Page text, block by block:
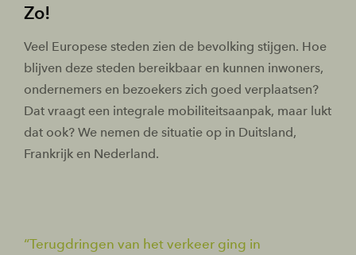
Zo!
Veel Europese steden zien de bevolking stijgen. Hoe
blijven deze steden bereikbaar en kunnen inwoners,
ondernemers en bezoekers zich goed verplaatsen?
Dat vraagt een integrale mobiliteitsaanpak, maar lukt
dat ook? We nemen de situatie op in Duitsland,
Frankrijk en Nederland.
Terugdringen van het verkeer ging in